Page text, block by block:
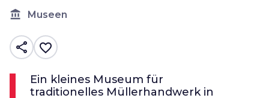
account_balance Museen
share favorite_border
Ein kleines Museum für
traditionelles Müllerhandwerk in